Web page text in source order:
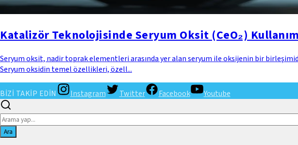
Katalizör Teknolojisinde Seryum Oksit (CeO₂)
Seryum oksit, nadir toprak elementleri arasında yer alan seryum ile oksijenin bir
Seryum oksidin temel özellikleri, özell...
BİZİ TAKİP EDİN Instagram Twitter Facebook Youtube
Ara